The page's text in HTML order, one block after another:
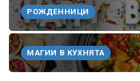
РОЖДЕННИЦИ
МАГИИ В КУХНЯТА